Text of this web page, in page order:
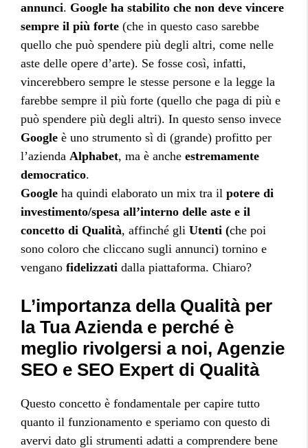
annunci. Google ha stabilito che non deve vincere
sempre il più forte (che in questo caso sarebbe
quello che può spendere più degli altri, come nelle
aste delle opere d’arte). Se fosse così, infatti,
vincerebbero sempre le stesse persone e la legge la
farebbe sempre il più forte (quello che paga di più e
può spendere più degli altri). In questo senso invece
Google è uno strumento sì di (grande) profitto per
l’azienda Alphabet, ma è anche estremamente
democratico.
Google ha quindi elaborato un mix tra il potere di
investimento/spesa all’interno delle aste e il
concetto di Qualità, affinché gli Utenti (che poi
sono coloro che cliccano sugli annunci) tornino e
vengano fidelizzati dalla piattaforma. Chiaro?
L’importanza della Qualità per
la Tua Azienda e perché è
meglio rivolgersi a noi, Agenzie
SEO e SEO Expert di Qualità
Questo concetto è fondamentale per capire tutto
quanto il funzionamento e speriamo con questo di
avervi dato gli strumenti adatti a comprendere bene